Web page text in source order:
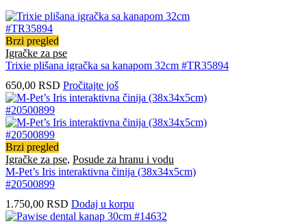
Brzi pregled
Igračke za pse
Trixie plišana igračka sa kanapom 32cm #TR35894
650,00 RSD Pročitajte još
Brzi pregled
Igračke za pse, Posude za hranu i vodu
M-Pet’s Iris interaktivna činija (38x34x5cm)
#20500899
1.750,00 RSD Dodaj u korpu